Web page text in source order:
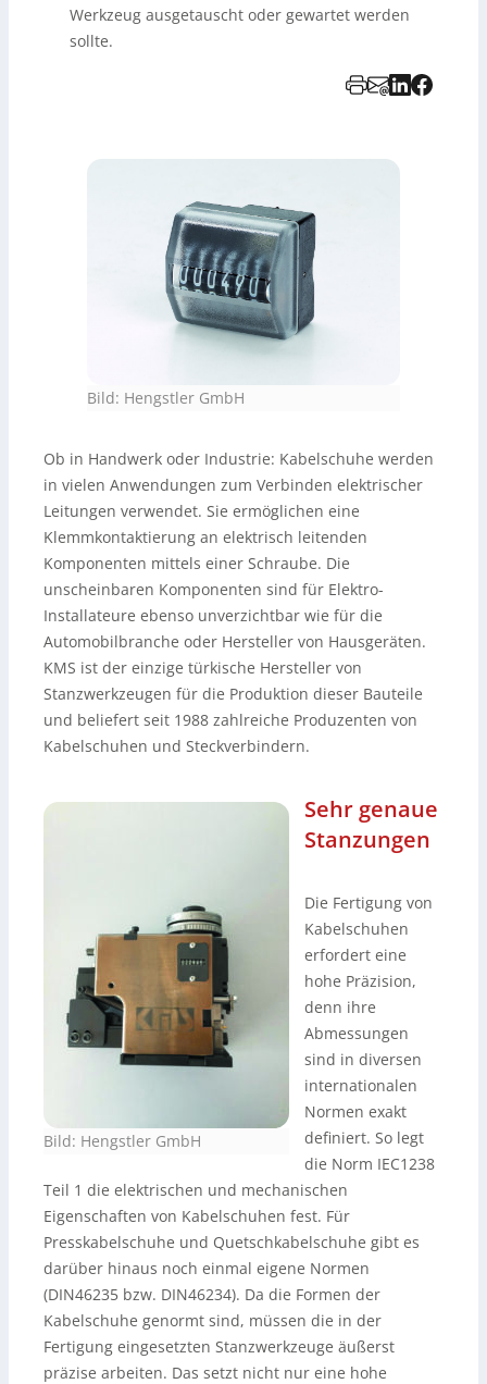
Werkzeug ausgetauscht oder gewartet werden
sollte.
Bild: Hengstler GmbH
Ob in Handwerk oder Industrie: Kabelschuhe werden
in vielen Anwendungen zum Verbinden elektrischer
Leitungen verwendet. Sie ermöglichen eine
Klemmkontaktierung an elektrisch leitenden
Komponenten mittels einer Schraube. Die
unscheinbaren Komponenten sind für Elektro-
Installateure ebenso unverzichtbar wie für die
Automobilbranche oder Hersteller von Hausgeräten.
KMS ist der einzige türkische Hersteller von
Stanzwerkzeugen für die Produktion dieser Bauteile
und beliefert seit 1988 zahlreiche Produzenten von
Kabelschuhen und Steckverbindern.
Bild: Hengstler GmbH
Sehr genaue
Stanzungen
Die Fertigung von
Kabelschuhen
erfordert eine
hohe Präzision,
denn ihre
Abmessungen
sind in diversen
internationalen
Normen exakt
definiert. So legt
die Norm IEC1238
Teil 1 die elektrischen und mechanischen
Eigenschaften von Kabelschuhen fest. Für
Presskabelschuhe und Quetschkabelschuhe gibt es
darüber hinaus noch einmal eigene Normen
(DIN46235 bzw. DIN46234). Da die Formen der
Kabelschuhe genormt sind, müssen die in der
Fertigung eingesetzten Stanzwerkzeuge äußerst
präzise arbeiten. Das setzt nicht nur eine hohe